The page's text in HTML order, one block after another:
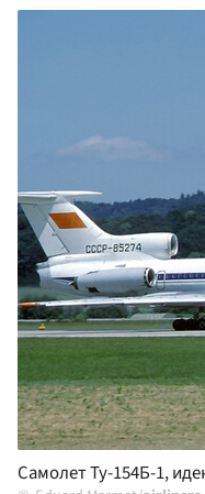
Самолет Ту-154Б-1,